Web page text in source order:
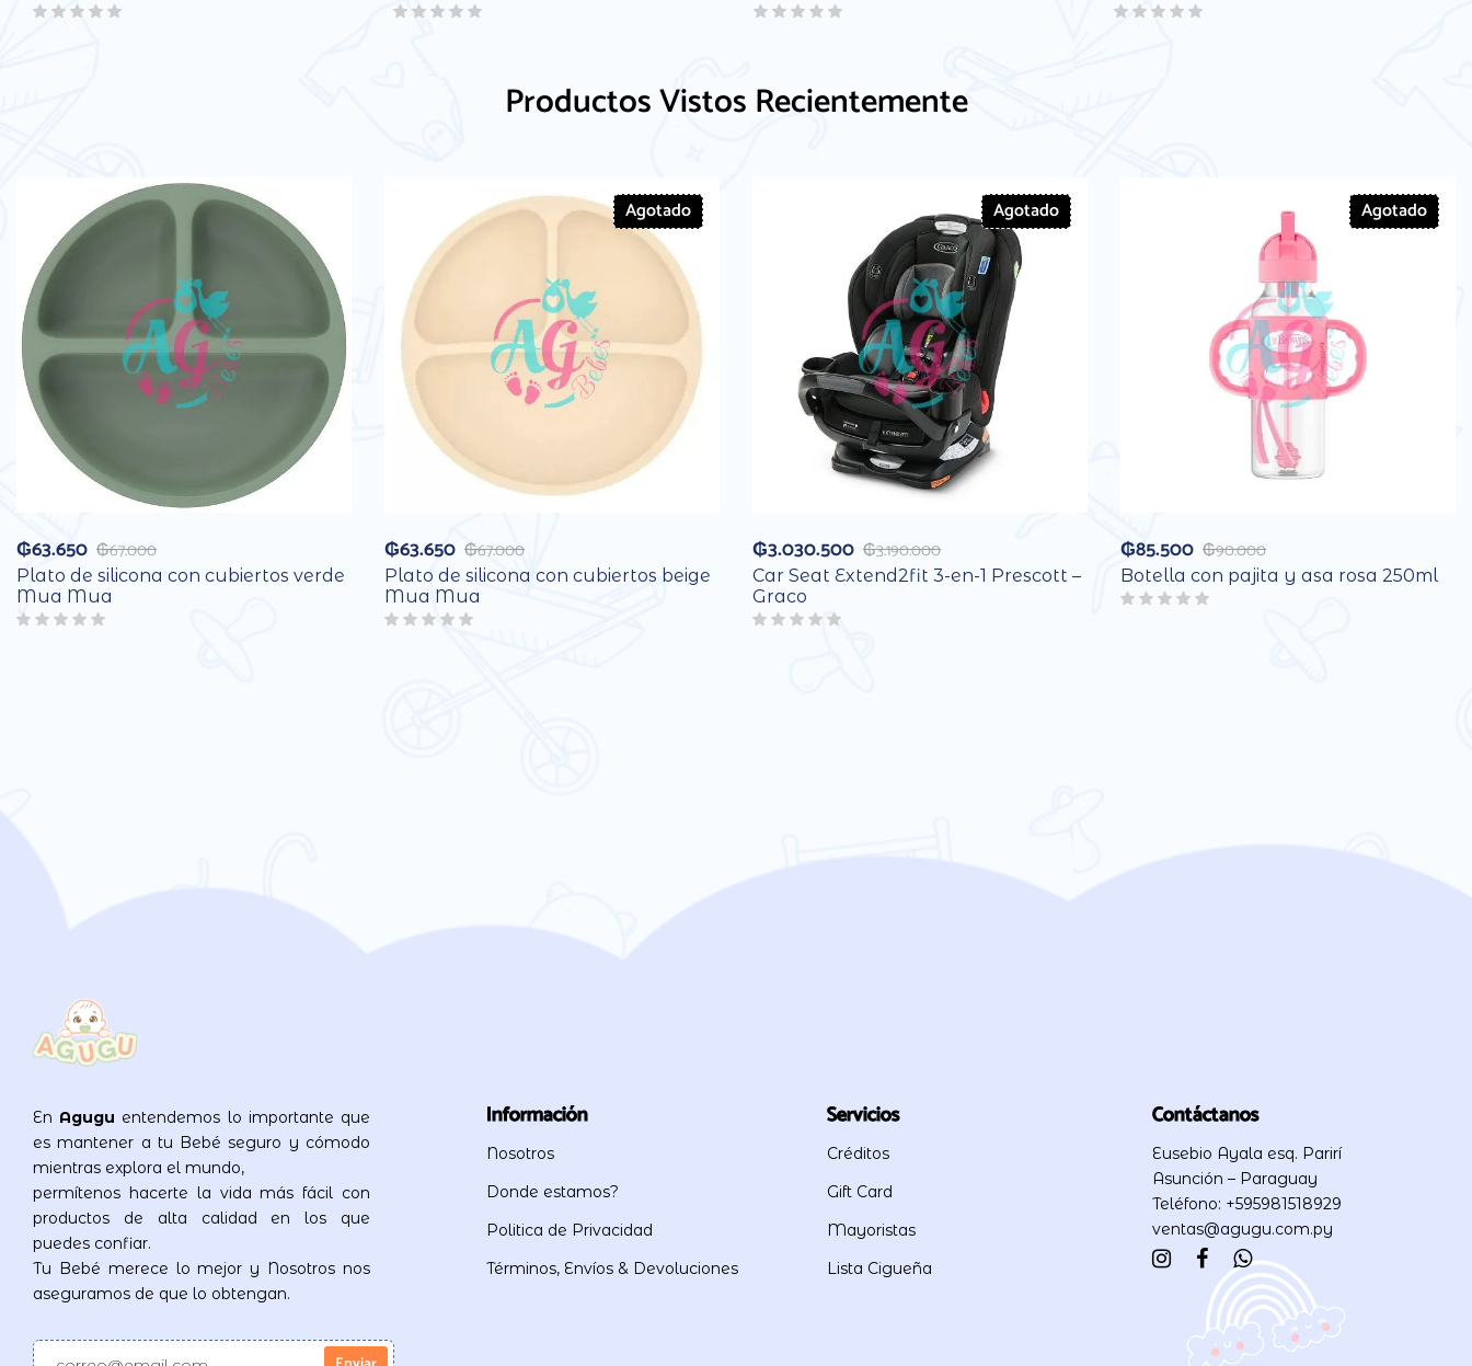
Productos Vistos Recientemente
₲67.000
₲63.650
Plato de silicona con cubiertos verde
Mua Mua
Agotado
₲67.000
₲63.650
Plato de silicona con cubiertos beige
Mua Mua
Agotado
₲3.190.000
₲3.030.500
Car Seat Extend2fit 3-en-1 Prescott –
Graco
Agotado
₲90.000
₲85.500
Botella con pajita y asa rosa 250ml
En Agugu entendemos lo importante que
es mantener a tu Bebé seguro y cómodo
mientras explora el mundo,
permítenos hacerte la vida más fácil con
productos de alta calidad en los que
puedes confiar.
Tu Bebé merece lo mejor y Nosotros nos
aseguramos de que lo obtengan.
Información
Nosotros
Donde estamos?
Politica de Privacidad
Términos, Envíos & Devoluciones
Servicios
Créditos
Gift Card
Mayoristas
Lista Cigueña
Contáctanos
Eusebio Ayala esq. Parirí
Asunción – Paraguay
Teléfono: +595981518929
ventas@agugu.com.py